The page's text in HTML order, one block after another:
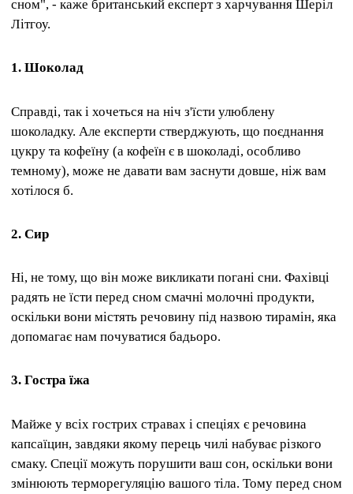
сном", - каже британський експерт з харчування Шеріл
Літгоу.
1. Шоколад
Справді, так і хочеться на ніч з'їсти улюблену
шоколадку. Але експерти стверджують, що поєднання
цукру та кофеїну (а кофеїн є в шоколаді, особливо
темному), може не давати вам заснути довше, ніж вам
хотілося б.
2. Сир
Ні, не тому, що він може викликати погані сни. Фахівці
радять не їсти перед сном смачні молочні продукти,
оскільки вони містять речовину під назвою тирамін, яка
допомагає нам почуватися бадьоро.
3. Гостра їжа
Майже у всіх гострих стравах і спеціях є речовина
капсаїцин, завдяки якому перець чилі набуває різкого
смаку. Спеції можуть порушити ваш сон, оскільки вони
змінюють терморегуляцію вашого тіла. Тому перед сном